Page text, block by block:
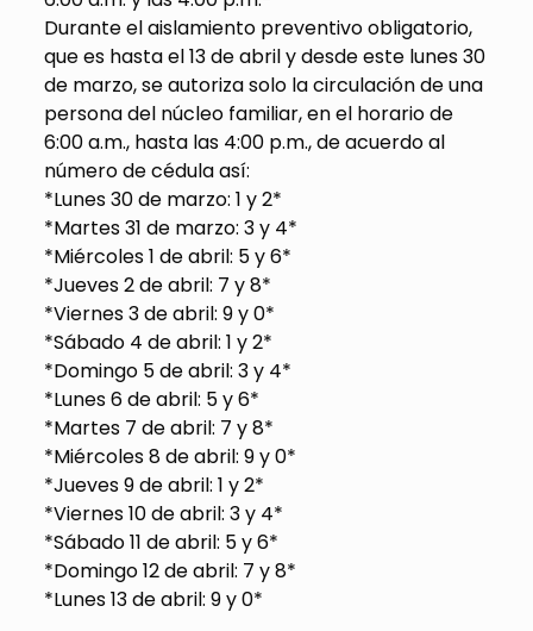
Durante el aislamiento preventivo obligatorio,
que es hasta el 13 de abril y desde este lunes 30
de marzo, se autoriza solo la circulación de una
persona del núcleo familiar, en el horario de
6:00 a.m., hasta las 4:00 p.m., de acuerdo al
número de cédula así:
*Lunes 30 de marzo: 1 y 2*
*Martes 31 de marzo: 3 y 4*
*Miércoles 1 de abril: 5 y 6*
*Jueves 2 de abril: 7 y 8*
*Viernes 3 de abril: 9 y 0*
*Sábado 4 de abril: 1 y 2*
*Domingo 5 de abril: 3 y 4*
*Lunes 6 de abril: 5 y 6*
*Martes 7 de abril: 7 y 8*
*Miércoles 8 de abril: 9 y 0*
*Jueves 9 de abril: 1 y 2*
*Viernes 10 de abril: 3 y 4*
*Sábado 11 de abril: 5 y 6*
*Domingo 12 de abril: 7 y 8*
*Lunes 13 de abril: 9 y 0*